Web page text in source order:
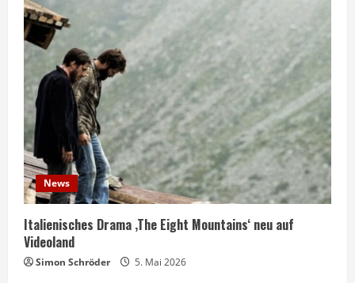
News
Italienisches Drama ‚The Eight Mountains‘ neu auf
Videoland
Simon Schröder 5. Mai 2026